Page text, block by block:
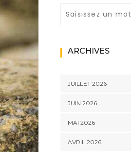
ARCHIVES
JUILLET 2026
JUIN 2026
MAI 2026
AVRIL 2026